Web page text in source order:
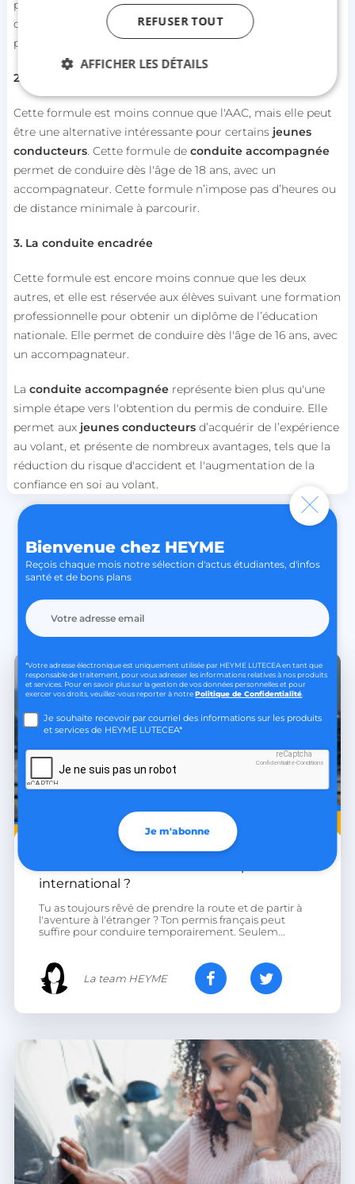
pour acquérir une expérience suffisante. Le jeune
conducteur doit conduire au minimum 3 000 km avant de
pouvoir se présenter à l'examen du permis de conduire.
2. La conduite supervisée
Cette formule est moins connue que l'AAC, mais elle peut
être une alternative intéressante pour certains jeunes
conducteurs. Cette formule de conduite accompagnée
permet de conduire dès l'âge de 18 ans, avec un
accompagnateur. Cette formule n’impose pas d’heures ou
de distance minimale à parcourir.
3. La conduite encadrée
Cette formule est encore moins connue que les deux
autres, et elle est réservée aux élèves suivant une formation
professionnelle pour obtenir un diplôme de l’éducation
nationale. Elle permet de conduire dès l'âge de 16 ans, avec
un accompagnateur.
La conduite accompagnéereprésente bien plus qu'une
simple étape vers l'obtention du permis de conduire. Elle
permet aux jeunes conducteursd’acquérir de l’expérience
au volant, et présente de nombreux avantages, tels que la
réduction du risque d'accident et l'augmentation de la
confiance en soi au volant.
Hey toi !
Check nos autres articles / actus
4 AVR. 2024
international ?
Tu as toujours rêvé de prendre la route et de partir à
l'aventure à l'étranger ? Ton permis français peut
suffire pour conduire temporairement. Seulem...
La team HEYME
Bienvenue chez HEYME
Reçois chaque mois notre sélection d'actus étudiantes, d'infos
santé et de bons plans
*Votre adresse électronique est uniquement utilisée par HEYME LUTECEA en tant que
responsable de traitement, pour vous adresser les informations relatives à nos produits
et services. Pour en savoir plus sur la gestion de vos données personnelles et pour
exercer vos droits, veuillez-vous reporter à notrePolitique de Confidentialité.
Je souhaite recevoir par courriel des informations sur les produits
et services de HEYME LUTECEA*
Je ne suis pas un robot
reCaptcha
Confidentialité-Conditions
Je m'abonne
REFUSER TOUT
AFFICHER LES DÉTAILS
Strictement nécessaires
Performance
Ciblage
Fonctionnalité Non classifiés
Les cookies strictement nécessaires habilitent des
fonctionnalités de base du site Web telles que la
connexion des utilisateurs et la gestion des
comptes. Le site Web ne peut pas être utilisé
nécessaires.
session_uuid
beta-front.heyme.care
lccst accounts.livechat.com
lccid accounts.livechat.com
heyme.care
.heyme.care
__cf_bm
.linkedin.com
X-AB
Stack Exchange Inc.
sc-static.net
heyme_worldpass_session
li_gc
LinkedIn Corporation
.linkedin.com
.heyme.care
__lc_cst
On Direct Business
Services Limited
.accounts.livechatinc.com
heyme_session .heyme.care